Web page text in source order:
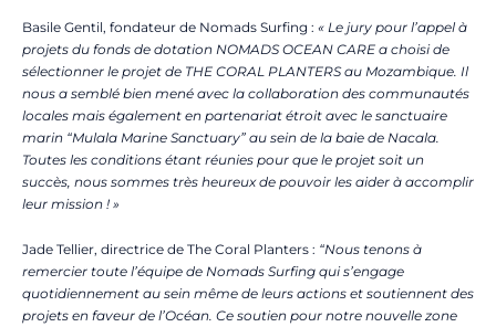
Basile Gentil, fondateur de Nomads Surfing : « Le jury pour l’appel à
projets du fonds de dotation NOMADS OCEAN CARE a choisi de
sélectionner le projet de THE CORAL PLANTERS au Mozambique. Il
nous a semblé bien mené avec la collaboration des communautés
locales mais également en partenariat étroit avec le sanctuaire
marin “Mulala Marine Sanctuary” au sein de la baie de Nacala.
Toutes les conditions étant réunies pour que le projet soit un
succès, nous sommes très heureux de pouvoir les aider à accomplir
leur mission ! »
Jade Tellier, directrice de The Coral Planters : “Nous tenons à
remercier toute l’équipe de Nomads Surfing qui s’engage
quotidiennement au sein même de leurs actions et soutiennent des
projets en faveur de l’Océan. Ce soutien pour notre nouvelle zone